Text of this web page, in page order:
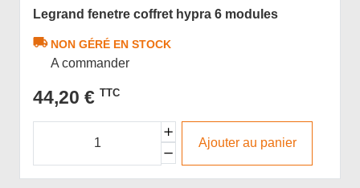
Legrand fenetre coffret hypra 6 modules
NON GÉRÉ EN STOCK
A commander
44,20 € TTC
Ajouter au panier